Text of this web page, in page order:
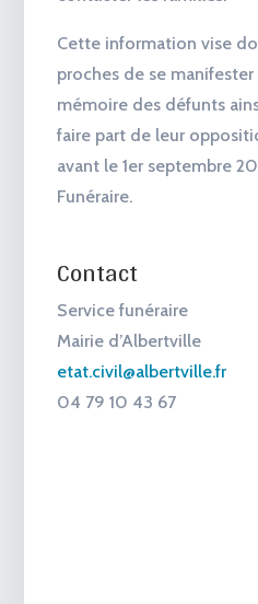
Cette information vise
proches de se
mémoire des défunts
faire part de leur
avant le 1er septembre
Funéraire.
Contact
Service funéraire
Mairie d’Albertville
etat.civil@albertville.fr
04 79 10 43 67